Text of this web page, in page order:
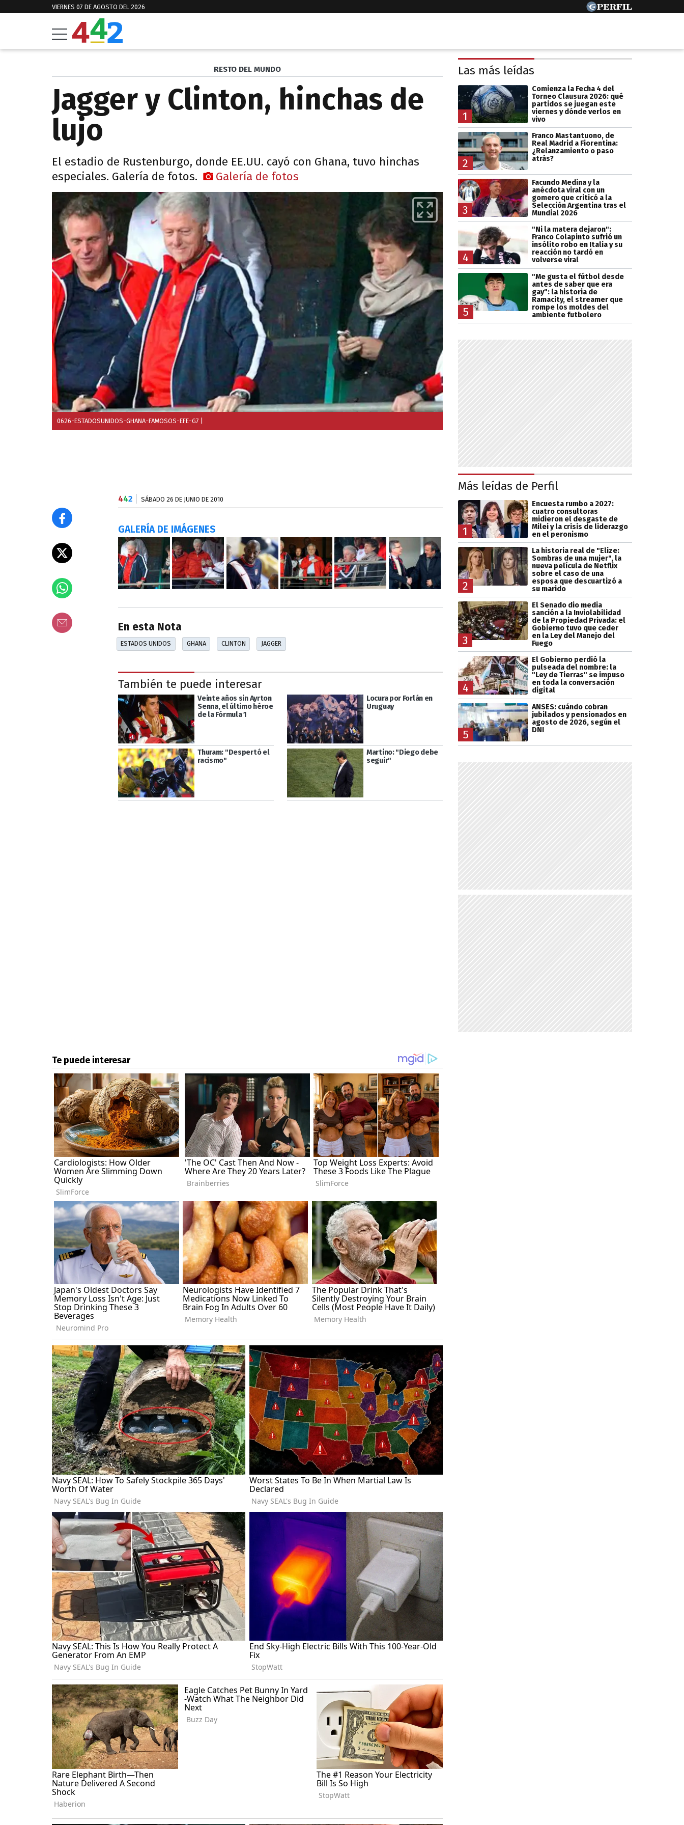
VIERNES 07 DE AGOSTO DEL 2026
RESTO DEL MUNDO
Jagger y Clinton, hinchas de
lujo
El estadio de Rustenburgo, donde EE.UU. cayó con Ghana, tuvo hinchas
especiales. Galería de fotos.
Galería de fotos
0626-ESTADOSUNIDOS-GHANA-FAMOSOS-EFE-G7
442 SÁBADO 26 DE JUNIO DE 2010
GALERÍA DE IMÁGENES
En esta Nota
ESTADOS UNIDOS GHANA CLINTON JAGGER
También te puede interesar
Veinte años sin Ayrton
Senna, el último héroe
de la Fórmula 1
Locura por Forlán en
Uruguay
Thuram: "Despertó el
racismo"
Martino: "Diego debe
seguir"
Las más leídas
1
Comienza la Fecha 4 del
Torneo Clausura 2026: qué
partidos se juegan este
viernes y dónde verlos en
vivo
2
Franco Mastantuono, de
Real Madrid a Fiorentina:
¿Relanzamiento o paso
atrás?
3
Facundo Medina y la
anécdota viral con un
gomero que criticó a la
Selección Argentina tras el
Mundial 2026
4
"Ni la matera dejaron":
Franco Colapinto sufrió un
insólito robo en Italia y su
reacción no tardó en
volverse viral
5
"Me gusta el fútbol desde
antes de saber que era
gay": la historia de
Ramacity, el streamer que
rompe los moldes del
ambiente futbolero
Más leídas de Perfil
1
Encuesta rumbo a 2027:
cuatro consultoras
midieron el desgaste de
Milei y la crisis de liderazgo
en el peronismo
2
La historia real de "Elize:
Sombras de una mujer", la
nueva película de Netflix
sobre el caso de una
esposa que descuartizó a
su marido
3
El Senado dio media
sanción a la Inviolabilidad
de la Propiedad Privada: el
Gobierno tuvo que ceder
en la Ley del Manejo del
Fuego
4
El Gobierno perdió la
pulseada del nombre: la
"Ley de Tierras" se impuso
en toda la conversación
digital
5
ANSES: cuándo cobran
jubilados y pensionados en
agosto de 2026, según el
DNI